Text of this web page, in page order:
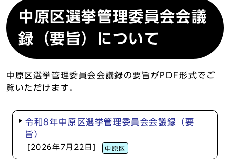
中原区選挙管理委員会会議
録（要旨）について
中原区選挙管理委員会会議録の要旨がPDF形式でご
覧いただけます。
令和8年中原区選挙管理委員会会議録（要
旨）
[2026年7月22日] 中原区